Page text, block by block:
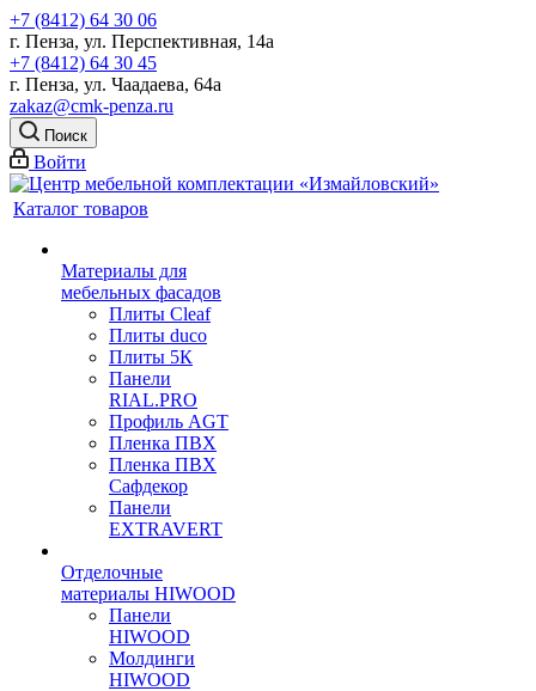
+7 (8412) 64 30 06
г. Пенза, ул. Перспективная, 14а
+7 (8412) 64 30 45
г. Пенза, ул. Чаадаева, 64а
zakaz@cmk-penza.ru
Поиск
Войти
Каталог товаров
Материалы для
мебельных фасадов
Плиты Cleaf
Плиты duco
Плиты 5К
Панели
RIAL.PRO
Профиль AGT
Пленка ПВХ
Пленка ПВХ
Сафдекор
Панели
EXTRAVERT
Отделочные
материалы HIWOOD
Панели
HIWOOD
Молдинги
HIWOOD